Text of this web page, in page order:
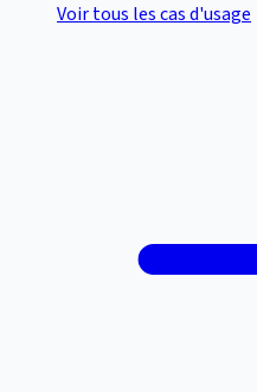
Voir tous les cas d'usage